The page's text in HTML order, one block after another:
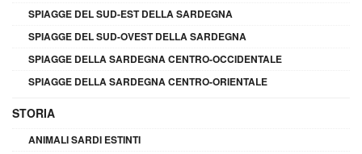
SPIAGGE DEL SUD-EST DELLA SARDEGNA
SPIAGGE DEL SUD-OVEST DELLA SARDEGNA
SPIAGGE DELLA SARDEGNA CENTRO-OCCIDENTALE
SPIAGGE DELLA SARDEGNA CENTRO-ORIENTALE
STORIA
ANIMALI SARDI ESTINTI